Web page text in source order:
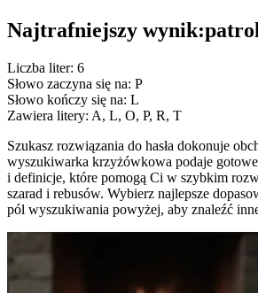
Najtrafniejszy wynik:patrol
Liczba liter: 6
Słowo zaczyna się na: P
Słowo kończy się na: L
Zawiera litery: A, L, O, P, R, T
Szukasz rozwiązania do hasła dokonuje
wyszukiwarka krzyżówkowa podaje
i definicje, które pomogą Ci w szybkim
szarad i rebusów. Wybierz najlepsze
pól wyszukiwania powyżej, aby znaleźć